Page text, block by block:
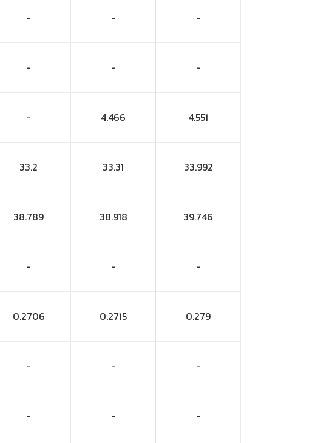
- - -
- - -
- 4.466 4.551
33.2 33.31 33.992
38.789 38.918 39.746
- - -
0.2706 0.2715 0.279
- - -
- - -